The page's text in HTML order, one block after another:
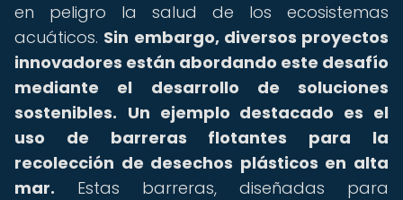
en peligro la salud de los ecosistemas
acuáticos. Sin embargo, diversos proyectos
innovadores están abordando este desafío
mediante el desarrollo de soluciones
sostenibles. Un ejemplo destacado es el
uso de barreras flotantes para la
recolección de desechos plásticos en alta
mar. Estas barreras, diseñadas para